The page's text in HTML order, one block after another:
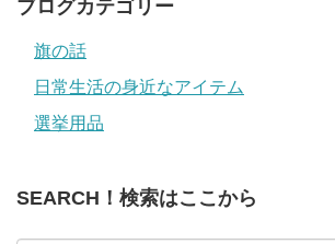
ブログカテゴリー
旗の話
日常生活の身近なアイテム
選挙用品
SEARCH！検索はここから